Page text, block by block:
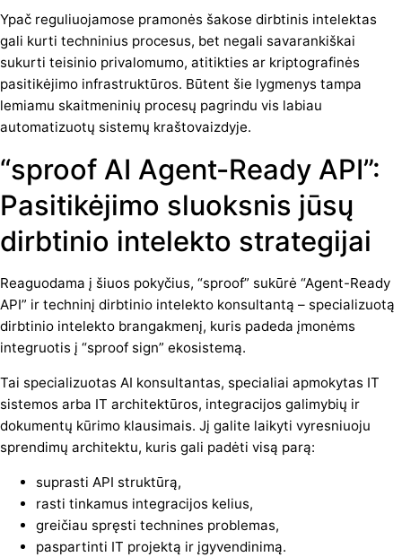
Ypač reguliuojamose pramonės šakose dirbtinis intelektas
gali kurti techninius procesus, bet negali savarankiškai
sukurti teisinio privalomumo, atitikties ar kriptografinės
pasitikėjimo infrastruktūros. Būtent šie lygmenys tampa
lemiamu skaitmeninių procesų pagrindu vis labiau
automatizuotų sistemų kraštovaizdyje.
“sproof AI Agent-Ready API”:
Pasitikėjimo sluoksnis jūsų
dirbtinio intelekto strategijai
Reaguodama į šiuos pokyčius, “sproof” sukūrė “Agent-Ready
API” ir techninį dirbtinio intelekto konsultantą – specializuotą
dirbtinio intelekto brangakmenį, kuris padeda įmonėms
integruotis į “sproof sign” ekosistemą.
Tai specializuotas AI konsultantas, specialiai apmokytas IT
sistemos arba IT architektūros, integracijos galimybių ir
dokumentų kūrimo klausimais. Jį galite laikyti vyresniuoju
sprendimų architektu, kuris gali padėti visą parą:
suprasti API struktūrą,
rasti tinkamus integracijos kelius,
greičiau spręsti technines problemas,
paspartinti IT projektą ir įgyvendinimą.